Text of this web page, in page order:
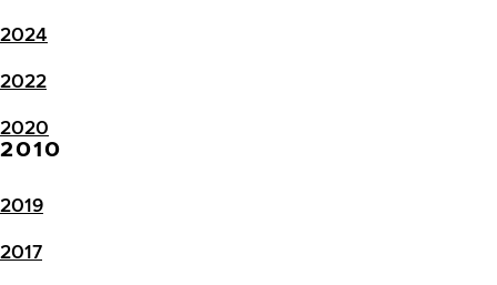
2024
2022
2020
2010
2019
2017